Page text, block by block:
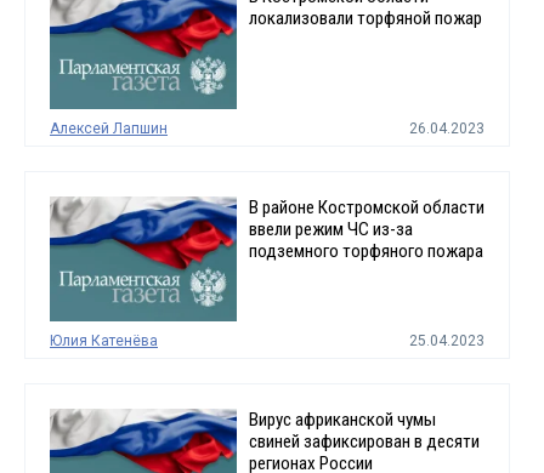
локализовали торфяной пожар
Алексей Лапшин 26.04.2023
В районе Костромской области
ввели режим ЧС из-за
подземного торфяного пожара
Юлия Катенёва 25.04.2023
Вирус африканской чумы
свиней зафиксирован в десяти
регионах России